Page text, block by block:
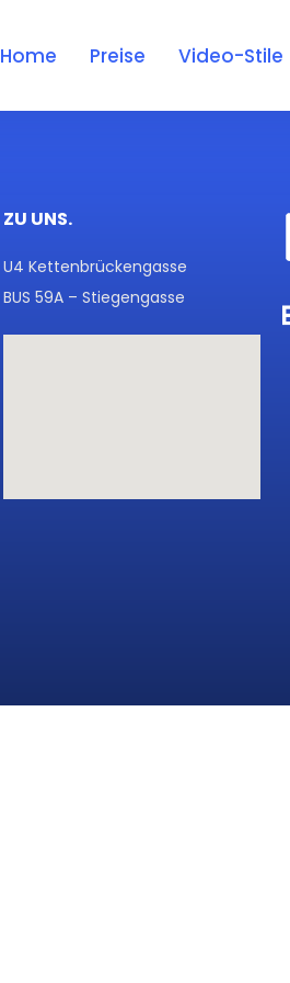
Home Preise Video-Stile
ZU UNS.
U4 Kettenbrückengasse
BUS 59A – Stiegengasse